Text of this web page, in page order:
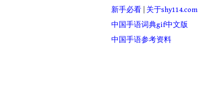
新手必看
关于shy114.com
中国手语词典gif中文版
中国手语参考资料